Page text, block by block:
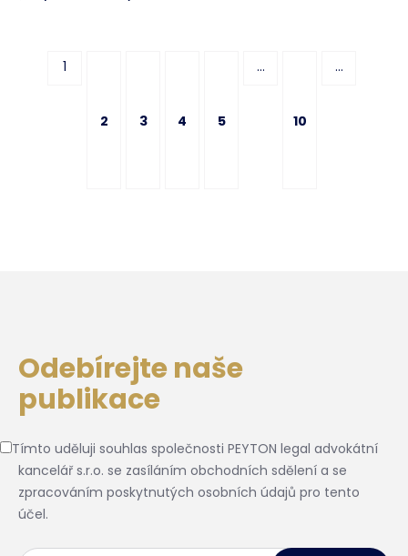
1
2 3 4 5
...
10
...
Odebírejte naše
publikace
Tímto uděluji souhlas společnosti PEYTON legal advokátní
kancelář s.r.o. se zasíláním obchodních sdělení a se
zpracováním poskytnutých osobních údajů pro tento
účel.